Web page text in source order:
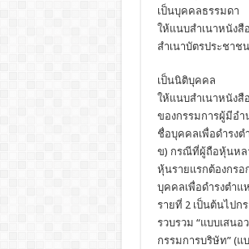
เป็นบุคคลธรรมดา
ให้แนบสำเนาหนัง
สำเนาบัตรประชาช
เป็นนิติบุคคล
ให้แนบสำเนาหนังสื
ของกรรมการผู้มีอำ
ชื่อบุคคลเพื่อดำรงต
ข) กรณีที่ผู้ถือหุ้นหล
หุ้นรายแรกต้องกรอ
บุคคลเพื่อดำรงตำแ
รายที่ 2 เป็นต้นไปก
รวบรวม “แบบเสน
กรรมการบริษัท” (แ